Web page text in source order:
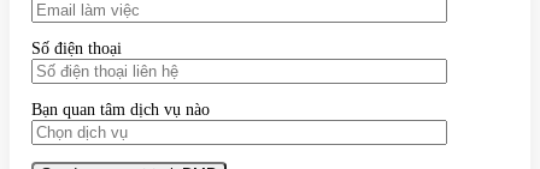
Số điện thoại
Bạn quan tâm dịch vụ nào